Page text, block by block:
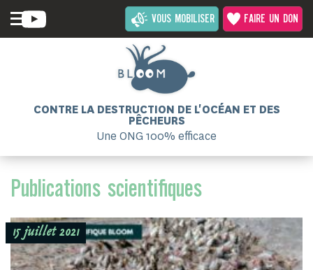
CONTRE LA DESTRUCTION DE L'OCÉAN ET DES
PÊCHEURS
Une ONG 100% efficace
VOUS MOBILISER FAIRE UN DON
Publications scientifiques
15 juillet 2021